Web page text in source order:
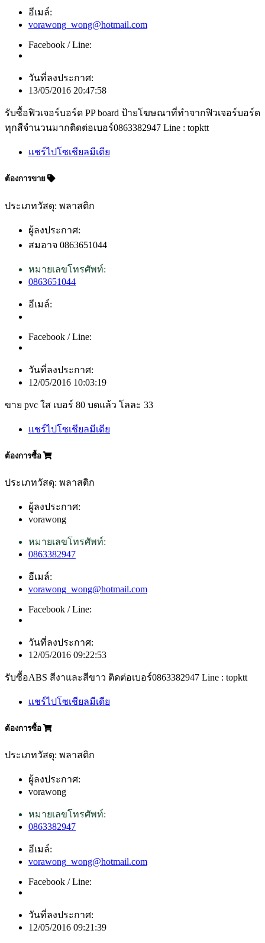
อีเมล์:
vorawong_wong@hotmail.com
Facebook / Line:
วันที่ลงประกาศ:
13/05/2016 20:47:58
รับซื้อฟิวเจอร์บอร์ด PP board ป้ายโฆษณาที่ทำจากฟิวเจอร์บอร์ด
ทุกสีจำนวนมากติดต่อเบอร์0863382947 Line : topktt
แชร์ไปโซเชียลมีเดีย
ต้องการขาย
ประเภทวัสดุ: พลาสติก
ผู้ลงประกาศ:
สมอาจ 0863651044
หมายเลขโทรศัพท์:
0863651044
อีเมล์:
Facebook / Line:
วันที่ลงประกาศ:
12/05/2016 10:03:19
ขาย pvc ใส เบอร์ 80 บดแล้ว โลละ 33
แชร์ไปโซเชียลมีเดีย
ต้องการซื้อ
ประเภทวัสดุ: พลาสติก
ผู้ลงประกาศ:
vorawong
หมายเลขโทรศัพท์:
0863382947
อีเมล์:
vorawong_wong@hotmail.com
Facebook / Line:
วันที่ลงประกาศ:
12/05/2016 09:22:53
รับซื้อABS สีงาและสีขาว ติดต่อเบอร์0863382947 Line : topktt
แชร์ไปโซเชียลมีเดีย
ต้องการซื้อ
ประเภทวัสดุ: พลาสติก
ผู้ลงประกาศ:
vorawong
หมายเลขโทรศัพท์:
0863382947
อีเมล์:
vorawong_wong@hotmail.com
Facebook / Line:
วันที่ลงประกาศ:
12/05/2016 09:21:39